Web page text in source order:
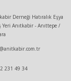
Derneği Hatıralık Eşya
Yeri Anıtkabir - Anıttepe /
231 49 34